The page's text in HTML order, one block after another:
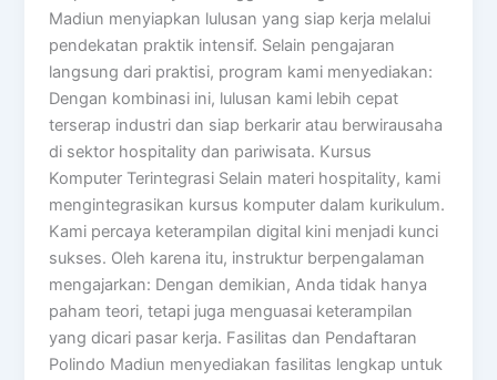
Madiun menyiapkan lulusan yang siap kerja melalui
pendekatan praktik intensif. Selain pengajaran
langsung dari praktisi, program kami menyediakan:
Dengan kombinasi ini, lulusan kami lebih cepat
terserap industri dan siap berkarir atau berwirausaha
di sektor hospitality dan pariwisata. Kursus
Komputer Terintegrasi Selain materi hospitality, kami
mengintegrasikan kursus komputer dalam kurikulum.
Kami percaya keterampilan digital kini menjadi kunci
sukses. Oleh karena itu, instruktur berpengalaman
mengajarkan: Dengan demikian, Anda tidak hanya
paham teori, tetapi juga menguasai keterampilan
yang dicari pasar kerja. Fasilitas dan Pendaftaran
Polindo Madiun menyediakan fasilitas lengkap untuk